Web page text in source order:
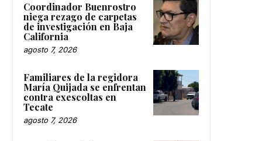
Coordinador Buenrostro
niega rezago de carpetas
de investigación en Baja
California
agosto 7, 2026
Familiares de la regidora
María Quijada se enfrentan
contra exescoltas en
Tecate
agosto 7, 2026